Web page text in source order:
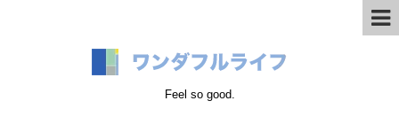
Feel so good.